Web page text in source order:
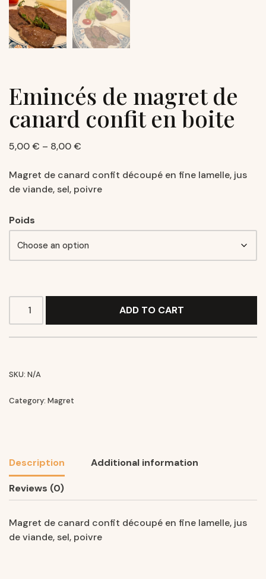
Emincés de magret de
canard confit en boite
5,00€ – 8,00€
Magret de canard confit découpé en fine lamelle, jus
de viande, sel, poivre
Poids
ADD TO CART
SKU: N/A
Category: Magret
Description Additional information
Reviews (0)
Magret de canard confit découpé en fine lamelle, jus
de viande, sel, poivre